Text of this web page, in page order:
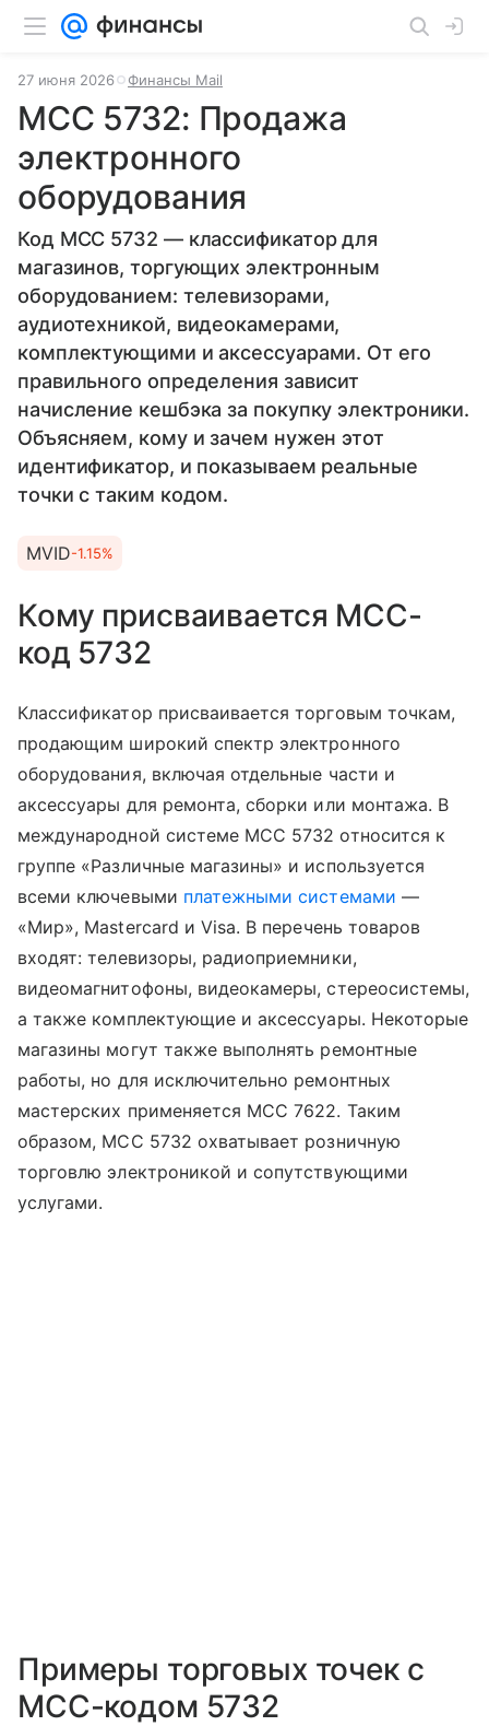
27 июня 2026 Финансы Mail
MCC 5732: Продажа
электронного
оборудования
Код MCC 5732 — классификатор для
магазинов, торгующих электронным
оборудованием: телевизорами,
аудиотехникой, видеокамерами,
комплектующими и аксессуарами. От его
правильного определения зависит
начисление кешбэка за покупку электроники.
Объясняем, кому и зачем нужен этот
идентификатор, и показываем реальные
точки с таким кодом.
MVID-1.15%
Кому присваивается MCC-
код 5732
Классификатор присваивается торговым точкам,
продающим широкий спектр электронного
оборудования, включая отдельные части и
аксессуары для ремонта, сборки или монтажа. В
международной системе MCC 5732 относится к
группе «Различные магазины» и используется
всеми ключевыми платежными системами —
«Мир», Mastercard и Visa. В перечень товаров
входят: телевизоры, радиоприемники,
видеомагнитофоны, видеокамеры, стереосистемы,
а также комплектующие и аксессуары. Некоторые
магазины могут также выполнять ремонтные
работы, но для исключительно ремонтных
мастерских применяется MCC 7622. Таким
образом, MCC 5732 охватывает розничную
торговлю электроникой и сопутствующими
услугами.
Примеры торговых точек с
MCC-кодом 5732